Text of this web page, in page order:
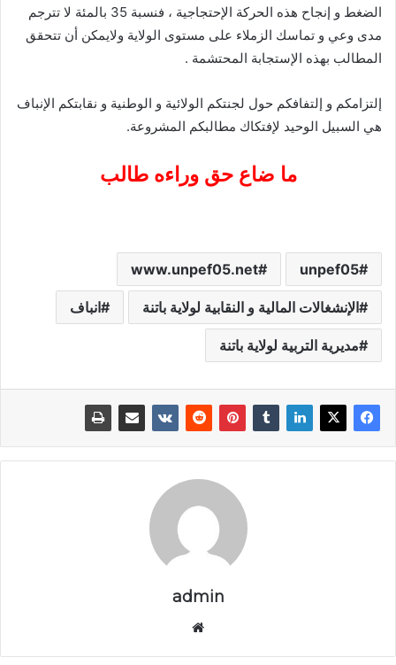
الضغط و إنجاح هذه الحركة الإحتجاجية ، فنسبة 35 بالمئة لا تترجم
مدى وعي و تماسك الزملاء على مستوى الولاية ولايمكن أن تتحقق
المطالب بهذه الإستجابة المحتشمة .
إلتزامكم و إلتفافكم حول لجنتكم الولائية و الوطنية و نقابتكم الإنباف
هي السبيل الوحيد لإفتكاك مطالبكم المشروعة.
ما ضاع حق وراءه طالب
unpef05
www.unpef05.net
الإنشغالات المالية و النقابية لولاية باتنة انباف
مديرية التربية لولاية باتنة
admin